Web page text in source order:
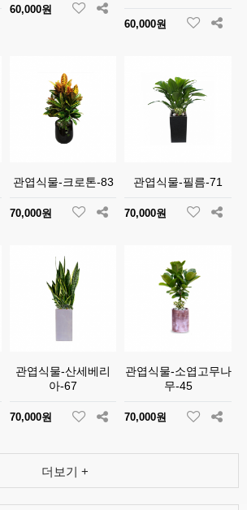
60,000원
60,000원
관엽식물-크로톤-83
70,000원
관엽식물-필름-71
70,000원
관엽식물-산세베리
아-67
70,000원
관엽식물-소엽고무나
무-45
70,000원
더보기 +